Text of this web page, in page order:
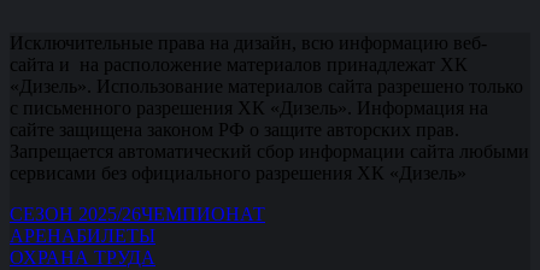
Исключительные права на дизайн, всю информацию веб-
сайта и на расположение материалов принадлежат ХК
«Дизель». Использование материалов сайта разрешено только
с письменного разрешения ХК «Дизель». Информация на
сайте защищена законом РФ о защите авторских прав.
Запрещается автоматический сбор информации сайта любыми
сервисами без официального разрешения ХК «Дизель»
СЕЗОН 2025/26ЧЕМПИОНАТ
АРЕНАБИЛЕТЫ
ОХРАНА ТРУДА